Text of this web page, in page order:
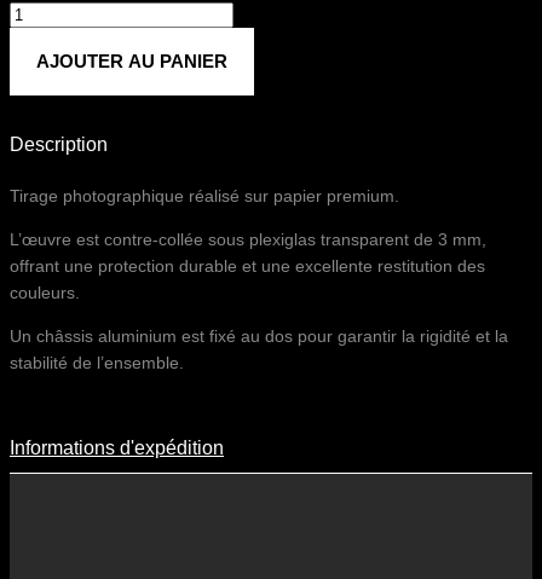
quantité
Untitled
843
AJOUTER AU PANIER
Description
Tirage photographique réalisé sur papier premium.
L’œuvre est contre-collée sous plexiglas transparent de 3 mm,
offrant une protection durable et une excellente restitution des
couleurs.
Un châssis aluminium est fixé au dos pour garantir la rigidité et la
stabilité de l’ensemble.
Informations D'expédition
Informations d'expédition